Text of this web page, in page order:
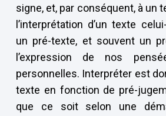
signe, et, par conséquent, à un
l’interprétation d’un texte
un pré-texte, et souvent un
l’expression de nos
personnelles. Interpréter est
texte en fonction de pré-
que ce soit selon une